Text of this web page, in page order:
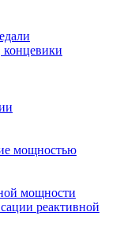
мощностью
мощности
реактивной